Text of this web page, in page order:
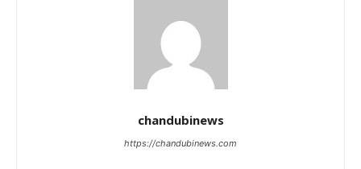
chandubinews
https://chandubinews.com